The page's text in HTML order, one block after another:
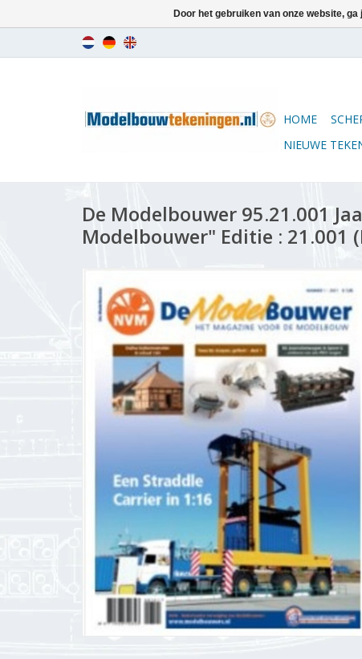
HOME
NIEUWE
De Modelbouwer 95.21.001
Modelbouwer" Editie : 21.001
Door het gebruiken van onze website,